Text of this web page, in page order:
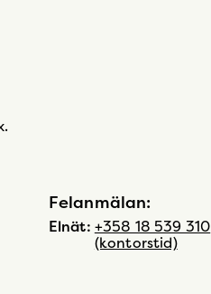
Felanmälan:
Elnät: +358 18 539 310
(kontorstid)